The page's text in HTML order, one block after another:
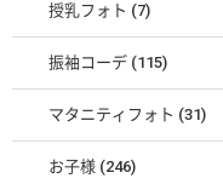
授乳フォト (7)
振袖コーデ (115)
マタニティフォト (31)
お子様 (246)